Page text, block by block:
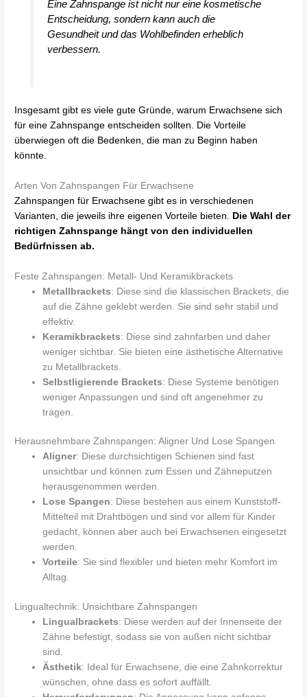
Eine Zahnspange ist nicht nur eine kosmetische
Entscheidung, sondern kann auch die
Gesundheit und das Wohlbefinden erheblich
verbessern.
Insgesamt gibt es viele gute Gründe, warum Erwachsene sich
für eine Zahnspange entscheiden sollten. Die Vorteile
überwiegen oft die Bedenken, die man zu Beginn haben
könnte.
Arten Von Zahnspangen Für Erwachsene
Zahnspangen für Erwachsene gibt es in verschiedenen
Varianten, die jeweils ihre eigenen Vorteile bieten.
Die Wahl der
richtigen Zahnspange hängt von den individuellen
Bedürfnissen ab.
Feste Zahnspangen: Metall- Und Keramikbrackets
Metallbrackets: Diese sind die klassischen Brackets, die
auf die Zähne geklebt werden. Sie sind sehr stabil und
effektiv.
Keramikbrackets: Diese sind zahnfarben und daher
weniger sichtbar. Sie bieten eine ästhetische Alternative
zu Metallbrackets.
Selbstligierende Brackets: Diese Systeme benötigen
weniger Anpassungen und sind oft angenehmer zu
tragen.
Herausnehmbare Zahnspangen: Aligner Und Lose Spangen
Aligner: Diese durchsichtigen Schienen sind fast
unsichtbar und können zum Essen und Zähneputzen
herausgenommen werden.
Lose Spangen: Diese bestehen aus einem Kunststoff-
Mittelteil mit Drahtbögen und sind vor allem für Kinder
gedacht, können aber auch bei Erwachsenen eingesetzt
werden.
Vorteile: Sie sind flexibler und bieten mehr Komfort im
Alltag.
Lingualtechnik: Unsichtbare Zahnspangen
Lingualbrackets: Diese werden auf der Innenseite der
Zähne befestigt, sodass sie von außen nicht sichtbar
sind.
Ästhetik: Ideal für Erwachsene, die eine Zahnkorrektur
wünschen, ohne dass es sofort auffällt.